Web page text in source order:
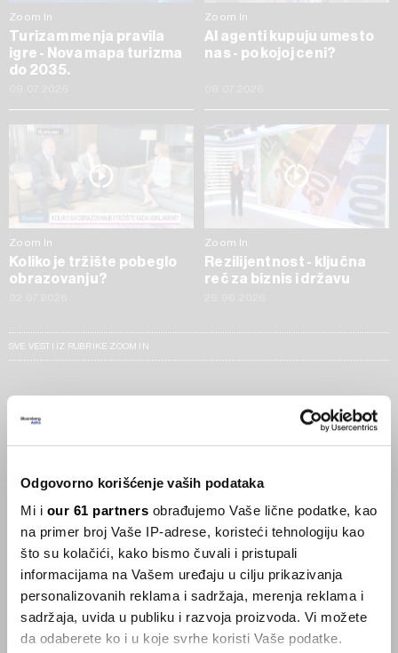
Odgovorno korišćenje vaših podataka
Mi i our 61 partners obrađujemo Vaše lične podatke, kao
na primer broj Vaše IP-adrese, koristeći tehnologiju kao
što su kolačići, kako bismo čuvali i pristupali
informacijama na Vašem uređaju u cilju prikazivanja
personalizovanih reklama i sadržaja, merenja reklama i
sadržaja, uvida u publiku i razvoja proizvoda. Vi možete
da odaberete ko i u koje svrhe koristi Vaše podatke.
Zoom In
Turizam menja pravila
igre - Nova mapa turizma
do 2035.
Zoom In
AI agenti kupuju umesto
nas - po kojoj ceni?
Zoom In
Koliko je tržište pobeglo
obrazovanju?
Zoom In
Rezilijentnost - ključna
reč za biznis i državu
SVE VESTI IZ RUBRIKE ZOOM IN
Businessweek Adria
Korisnici GLP-1 lijekova mršave,
29.01.2026
Visok trošak selidbe kompanija iz Kine
05.12.2025
Privatni letovi postaju dostupan